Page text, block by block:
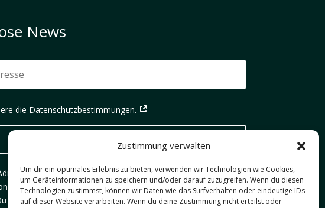
Zustimmung verwalten
Um dir ein optimales Erlebnis zu bieten, verwenden wir Technologien wie Cookies,
um Geräteinformationen zu speichern und/oder darauf zuzugreifen. Wenn du diesen
Technologien zustimmst, können wir Daten wie das Surfverhalten oder eindeutige IDs
auf dieser Website verarbeiten. Wenn du deine Zustimmung nicht erteilst oder
News
die Datenschutzbestimmungen.
Abonnieren
wird ausschließlich genutzt, um dir unseren Newsletter
zu den neuesten Aktivitäten auf unseren Blogs
kannst dich jederzeit über den Abmeldelink im Newsletter